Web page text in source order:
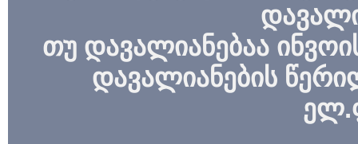
თუ დავალიანებაა
დავალიანების